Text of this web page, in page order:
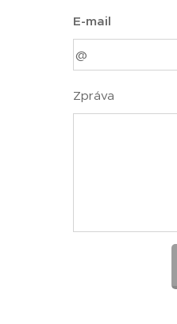
E-mail
Zpráva